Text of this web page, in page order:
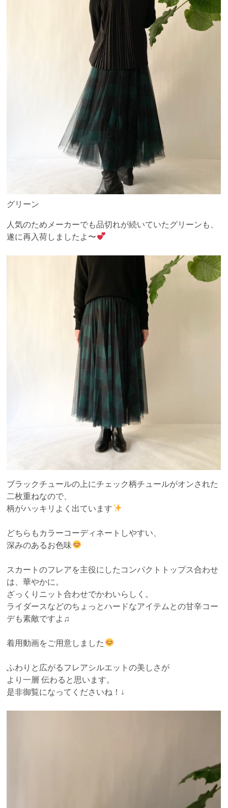
グリーン
人気のためメーカーでも品切れが続いていたグリーンも、
遂に再入荷しましたよ〜
ブラックチュールの上にチェック柄チュールがオンされた
二枚重ねなので、
柄がハッキリよく出ています
どちらもカラーコーディネートしやすい、
深みのあるお色味
スカートのフレアを主役にしたコンパクトトップス合わせ
は、華やかに。
ざっくりニット合わせでかわいらしく。
ライダースなどのちょっとハードなアイテムとの甘辛コー
デも素敵ですよ♫
着用動画をご用意しました
ふわりと広がるフレアシルエットの美しさが
より一層 伝わると思います。
是非御覧になってくださいね！↓